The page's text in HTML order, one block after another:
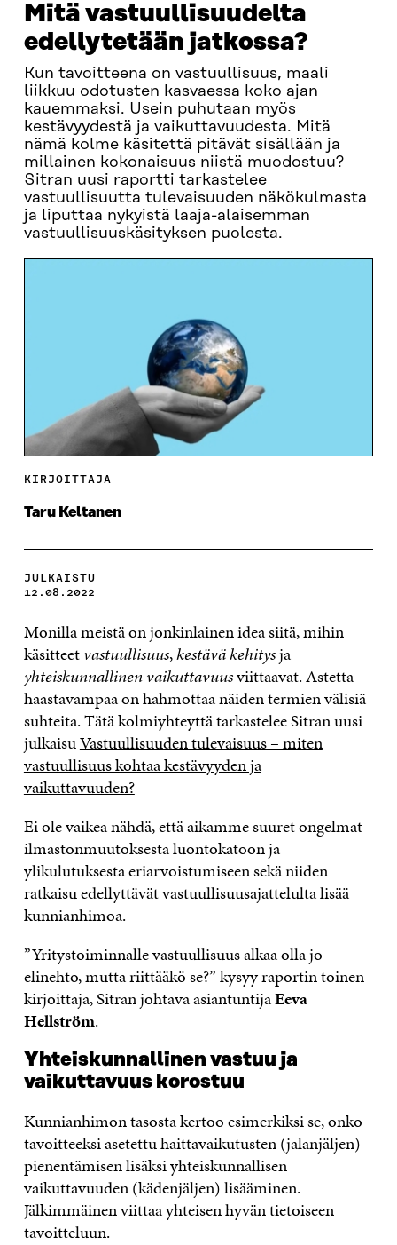
Mitä vastuullisuudelta
edellytetään jatkossa?
Kun tavoitteena on vastuullisuus, maali
liikkuu odotusten kasvaessa koko ajan
kauemmaksi. Usein puhutaan myös
kestävyydestä ja vaikuttavuudesta. Mitä
nämä kolme käsitettä pitävät sisällään ja
millainen kokonaisuus niistä muodostuu?
Sitran uusi raportti tarkastelee
vastuullisuutta tulevaisuuden näkökulmasta
ja liputtaa nykyistä laaja-alaisemman
vastuullisuuskäsityksen puolesta.
KIRJOITTAJA
Taru Keltanen
JULKAISTU
12.08.2022
Monilla meistä on jonkinlainen idea siitä, mihin
käsitteetvastuullisuus,kestävä kehitysja
yhteiskunnallinen vaikuttavuusviittaavat. Astetta
haastavampaa on hahmottaa näiden termien välisiä
suhteita. Tätä kolmiyhteyttä tarkastelee Sitran uusi
julkaisuVastuullisuuden tulevaisuus – miten
vastuullisuus kohtaa kestävyyden ja
vaikuttavuuden?
Ei ole vaikea nähdä, että aikamme suuret ongelmat
ilmastonmuutoksesta luontokatoon ja
ylikulutuksesta eriarvoistumiseen sekä niiden
ratkaisu edellyttävät vastuullisuusajattelulta lisää
kunnianhimoa.
”Yritystoiminnalle vastuullisuus alkaa olla jo
elinehto, mutta riittääkö se?” kysyy raportin toinen
kirjoittaja, Sitran johtava asiantuntijaEeva
Hellström.
Yhteiskunnallinen vastuu ja
vaikuttavuus korostuu
Kunnianhimon tasosta kertoo esimerkiksi se, onko
tavoitteeksi asetettu haittavaikutusten (jalanjäljen)
pienentämisen lisäksi yhteiskunnallisen
vaikuttavuuden (kädenjäljen) lisääminen.
Jälkimmäinen viittaa yhteisen hyvän tietoiseen
tavoitteluun.